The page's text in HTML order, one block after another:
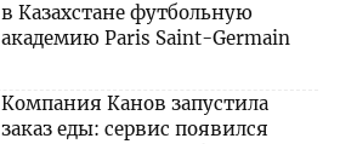
в Казахстане футбольную
академию Paris Saint-Germain
Компания Канов запустила
заказ еды: сервис появился